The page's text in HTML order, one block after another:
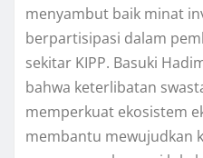
menyambut baik minat
berpartisipasi dalam
sekitar KIPP. Basuki
bahwa keterlibatan
memperkuat ekosistem
membantu mewujudkan